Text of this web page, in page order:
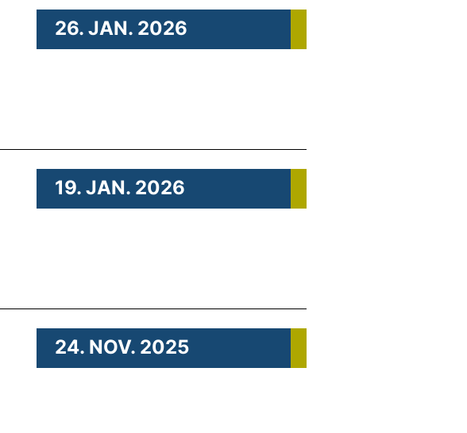
26. JAN. 2026
19. JAN. 2026
24. NOV. 2025